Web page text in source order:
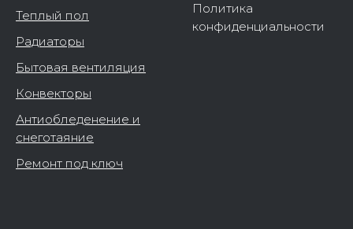
Теплый пол
Радиаторы
Бытовая вентиляция
Конвекторы
Антиобледенение и
снеготаяние
Ремонт под ключ
Политика
конфиденциальности